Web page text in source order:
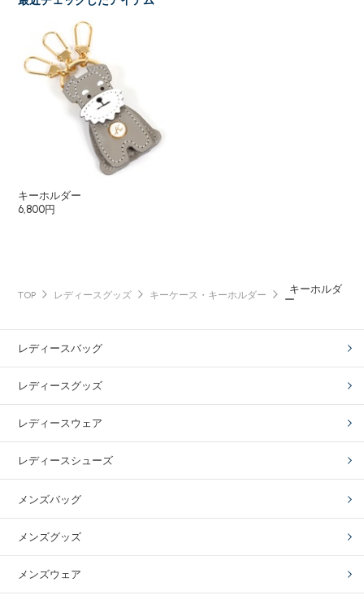
キーホルダー
6,800円
TOP レディースグッズ キーケース・キーホルダー
キーホルダ
ー
レディースバッグ
レディースグッズ
レディースウェア
レディースシューズ
メンズバッグ
メンズグッズ
メンズウェア